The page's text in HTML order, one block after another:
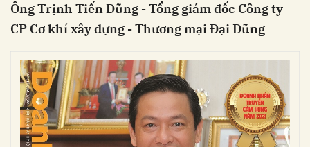
Ông Trịnh Tiến Dũng - Tổng giám đốc Công ty
CP Cơ khí xây dựng - Thương mại Đại Dũng